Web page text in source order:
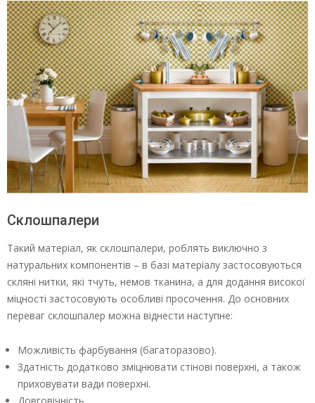
Склошпалери
Такий матеріал, як склошпалери, роблять виключно з
натуральних компонентів – в базі матеріалу застосовуються
скляні нитки, які тчуть, немов тканина, а для додання високої
міцності застосовують особливі просочення. До основних
переваг склошпалер можна віднести наступне:
Можливість фарбування (багаторазово).
Здатність додатково зміцнювати стінові поверхні, а також
приховувати вади поверхні.